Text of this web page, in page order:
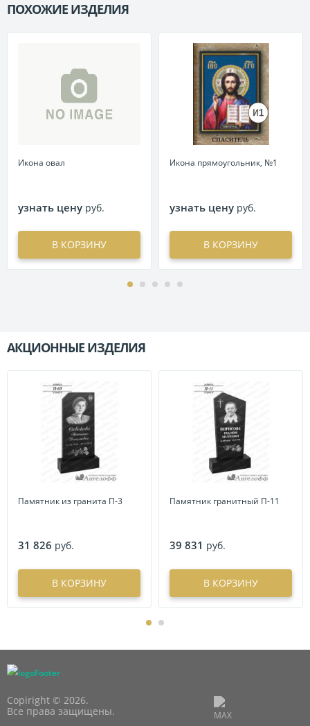
ПОХОЖИЕ ИЗДЕЛИЯ
Икона овал
узнать цену руб.
В КОРЗИНУ
Икона прямоугольник, №1
узнать цену руб.
В КОРЗИНУ
АКЦИОННЫЕ ИЗДЕЛИЯ
Памятник из гранита П-3
31 826 руб.
В КОРЗИНУ
Памятник гранитный П-11
39 831 руб.
В КОРЗИНУ
Copiright © 2026.
Все права защищены.